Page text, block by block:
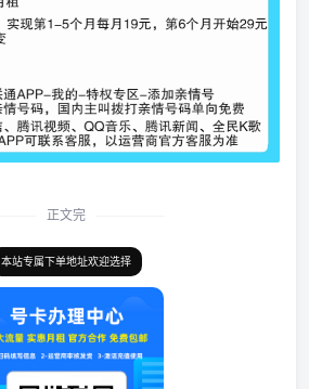
正文完
本站专属下单地址欢迎选择